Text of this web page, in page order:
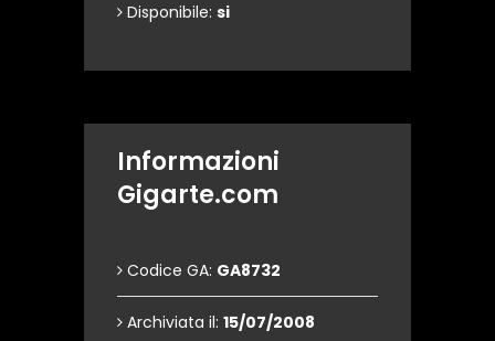
Disponibile: si
Informazioni
Gigarte.com
Codice GA: GA8732
Archiviata il: 15/07/2008